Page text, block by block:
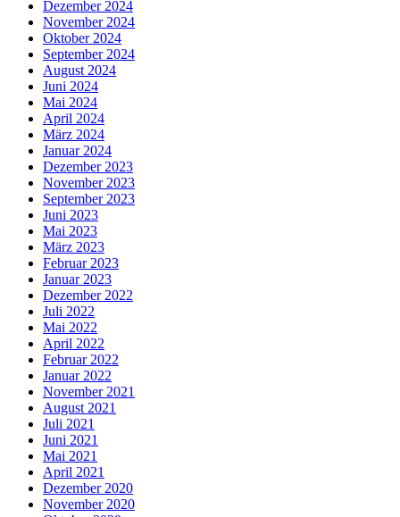
Dezember 2024
November 2024
Oktober 2024
September 2024
August 2024
Juni 2024
Mai 2024
April 2024
März 2024
Januar 2024
Dezember 2023
November 2023
September 2023
Juni 2023
Mai 2023
März 2023
Februar 2023
Januar 2023
Dezember 2022
Juli 2022
Mai 2022
April 2022
Februar 2022
Januar 2022
November 2021
August 2021
Juli 2021
Juni 2021
Mai 2021
April 2021
Dezember 2020
November 2020